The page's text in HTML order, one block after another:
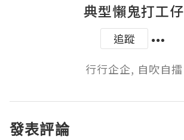
典型懶鬼打工仔
追蹤
行行企企, 自吹自擂
發表評論